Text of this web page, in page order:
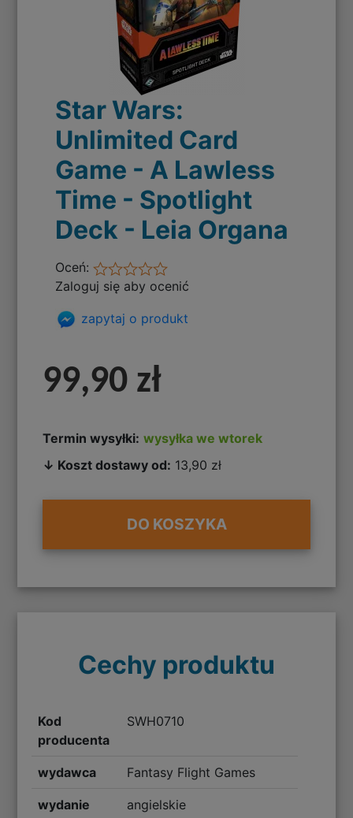
Star Wars:
Unlimited Card
Game - A Lawless
Time - Spotlight
Deck - Leia Organa
Oceń:
Zaloguj się aby ocenić
zapytaj o produkt
99,90 zł
Termin wysyłki: wysyłka we wtorek
↓ Koszt dostawy od: 13,90 zł
DO KOSZYKA
Cechy produktu
Kod
producenta
SWH0710
wydawca Fantasy Flight Games
wydanie angielskie